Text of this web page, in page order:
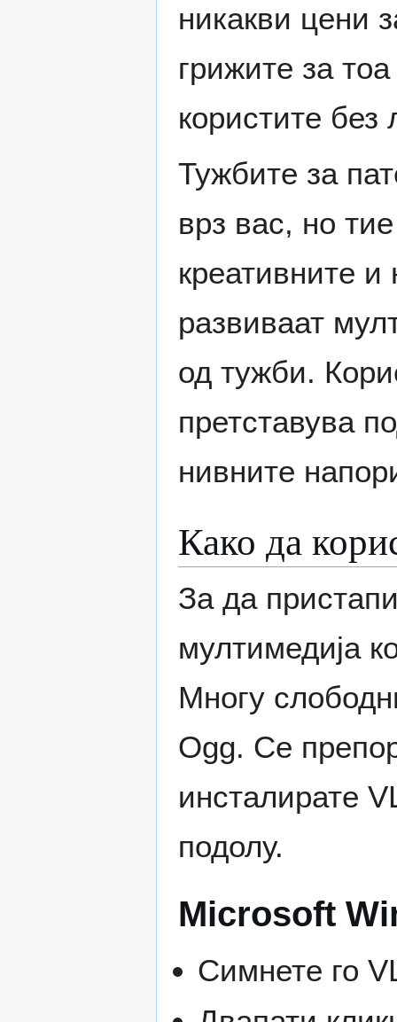
никакви цени
грижите за
користите без
Тужбите за
врз вас, но
креативните
развиваат
од тужби.
претставува
нивните
Како да
За да
мултимедија
Многу
Ogg. Се
инсталирате
подолу.
Microsoft
Симнете го